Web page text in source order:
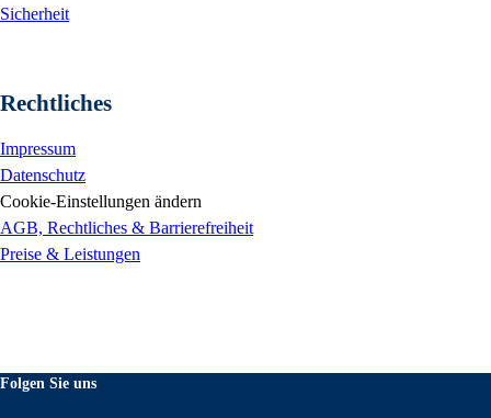
Sicherheit
Rechtliches
Impressum
Datenschutz
Cookie-Einstellungen ändern
AGB, Rechtliches & Barrierefreiheit
Preise & Leistungen
Folgen Sie uns